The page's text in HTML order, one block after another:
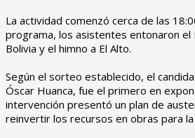
‎La actividad comenzó cerca de las
programa, los asistentes entonaron el
Bolivia y el himno a El Alto.
‎Según el sorteo establecido, el
Óscar Huanca, fue el primero en
intervención presentó un plan de
reinvertir los recursos en obras para la